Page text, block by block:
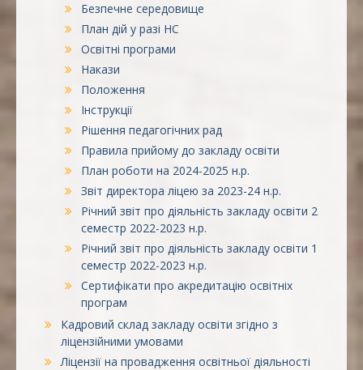
Безпечне середовище
План дій у разі НС
Освітні програми
Накази
Положення
Інструкції
Рішення педагогічних рад
Правила прийому до закладу освіти
План роботи на 2024-2025 н.р.
Звіт директора ліцею за 2023-24 н.р.
Річний звіт про діяльність закладу освіти 2
семестр 2022-2023 н.р.
Річний звіт про діяльність закладу освіти 1
семестр 2022-2023 н.р.
Сертифікати про акредитацію освітніх
програм
Кадровий склад закладу освіти згідно з
ліцензійними умовами
Ліцензії на провадження освітньої діяльності